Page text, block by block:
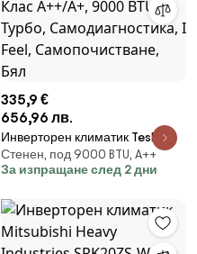
335,9 €
656,96 лв.
Инверторен климатик Tesla
TT26EX21-0932IA, Клас A++/A+,
9000 BTU, Турбо,
Самопочистване, Бял
Стенен, под 9000 BTU, A++
За изпращане след 2 дни